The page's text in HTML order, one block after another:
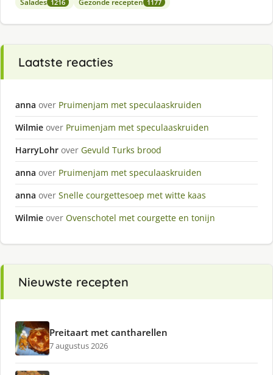
Salades 1216 Gezonde recepten 1177
Laatste reacties
anna over Pruimenjam met speculaaskruiden
Wilmie over Pruimenjam met speculaaskruiden
HarryLohr over Gevuld Turks brood
anna over Pruimenjam met speculaaskruiden
anna over Snelle courgettesoep met witte kaas
Wilmie over Ovenschotel met courgette en tonijn
Nieuwste recepten
Preitaart met cantharellen
7 augustus 2026